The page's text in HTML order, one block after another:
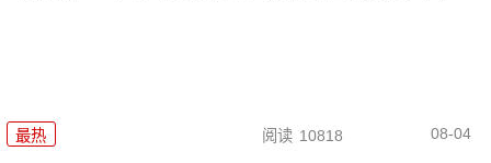
最热 阅读 10818 08-04